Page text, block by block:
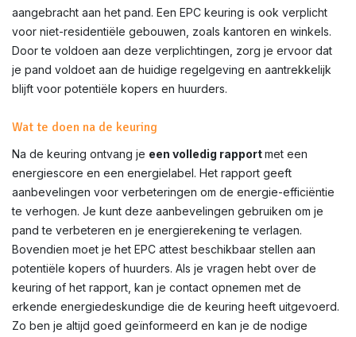
aangebracht aan het pand. Een EPC keuring is ook verplicht
voor niet-residentiële gebouwen, zoals kantoren en winkels.
Door te voldoen aan deze verplichtingen, zorg je ervoor dat
je pand voldoet aan de huidige regelgeving en aantrekkelijk
blijft voor potentiële kopers en huurders.
Wat te doen na de keuring
Na de keuring ontvang je een volledig rapportmet een
energiescore en een energielabel. Het rapport geeft
aanbevelingen voor verbeteringen om de energie-efficiëntie
te verhogen. Je kunt deze aanbevelingen gebruiken om je
pand te verbeteren en je energierekening te verlagen.
Bovendien moet je het EPC attest beschikbaar stellen aan
potentiële kopers of huurders. Als je vragen hebt over de
keuring of het rapport, kan je contact opnemen met de
erkende energiedeskundige die de keuring heeft uitgevoerd.
Zo ben je altijd goed geïnformeerd en kan je de nodige